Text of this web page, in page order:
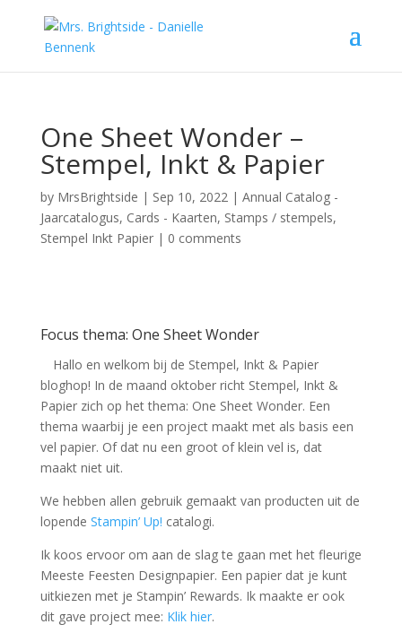
One Sheet Wonder –
Stempel, Inkt & Papier
by MrsBrightside | Sep 10, 2022| Annual Catalog -
Jaarcatalogus, Cards - Kaarten, Stamps / stempels,
Stempel Inkt Papier| 0 comments
Focus thema: One Sheet Wonder
Hallo en welkom bij de Stempel, Inkt & Papier
bloghop! In de maand oktober richt Stempel, Inkt &
Papier zich op het thema: One Sheet Wonder. Een
thema waarbij je een project maakt met als basis een
vel papier. Of dat nu een groot of klein vel is, dat
maakt niet uit.
We hebben allen gebruik gemaakt van producten uit de
lopende Stampin’ Up! catalogi.
Ik koos ervoor om aan de slag te gaan met het fleurige
Meeste Feesten Designpapier. Een papier dat je kunt
uitkiezen met je Stampin’ Rewards. Ik maakte er ook
dit gave project mee: Klik hier.